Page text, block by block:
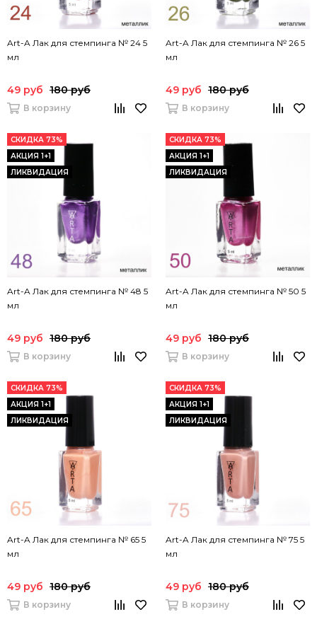
Art-A Лак для стемпинга № 24 5
мл
49 руб 180 руб
В корзину
Art-A Лак для стемпинга № 26 5
мл
49 руб 180 руб
В корзину
СКИДКА 73%
АКЦИЯ 1+1
ЛИКВИДАЦИЯ
Art-A Лак для стемпинга № 48 5
мл
49 руб 180 руб
В корзину
СКИДКА 73%
АКЦИЯ 1+1
ЛИКВИДАЦИЯ
Art-A Лак для стемпинга № 50 5
мл
49 руб 180 руб
В корзину
СКИДКА 73%
АКЦИЯ 1+1
ЛИКВИДАЦИЯ
Art-A Лак для стемпинга № 65 5
мл
49 руб 180 руб
В корзину
СКИДКА 73%
АКЦИЯ 1+1
ЛИКВИДАЦИЯ
Art-A Лак для стемпинга № 75 5
мл
49 руб 180 руб
В корзину